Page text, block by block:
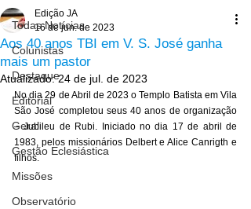
Todas Notícias
Colunistas
Destaque
Editorial
Geral
Gestão Eclesiástica
Missões
Observatório
Aos 40 anos TBI em V. S. José ganha
mais um pastor
Edição JA
16 de jun. de 2023
Atualizado:24 de jul. de 2023
No dia 29 de Abril de 2023 o Templo Batista em Vila
São José completou seus 40 anos de organização
– Jubileu de Rubi. Iniciado no dia 17 de abril de
1983, pelos missionários Delbert e Alice Canrigth e
filhos.